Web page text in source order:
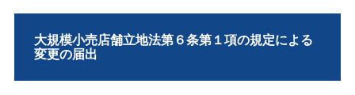
大規模小売店舗立地法第６条第１項の規定による
変更の届出